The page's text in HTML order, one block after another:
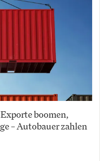
boomen,
– Autobauer zahlen